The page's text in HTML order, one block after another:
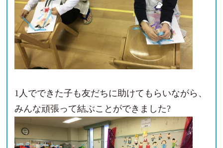
1人でできた子も友だちに助けてもらいながら、
みんな頑張って結ぶことができました?